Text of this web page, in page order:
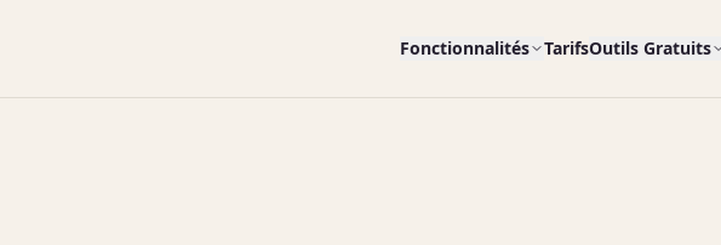
Fonctionnalités TarifsOutils Gratuits